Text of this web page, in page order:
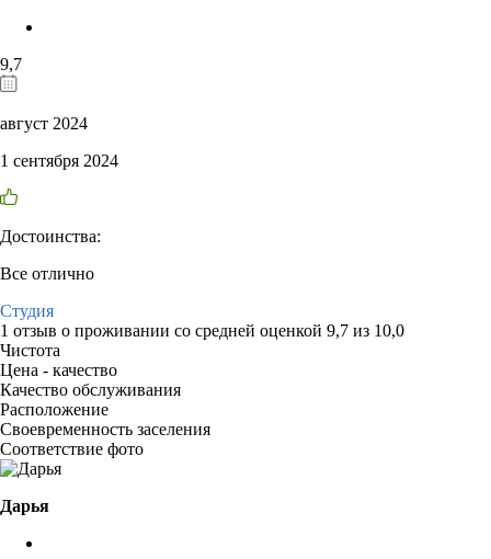
9,7
август 2024
1 сентября 2024
Достоинства:
Все отлично
Студия
1 отзыв о проживании со средней оценкой 9,7 из 10,0
Чистота
Цена - качество
Качество обслуживания
Расположение
Своевременность заселения
Соответствие фото
Дарья